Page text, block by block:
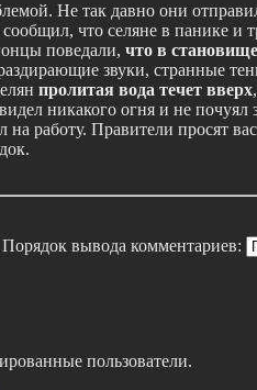
Не так давно они
что селяне в панике и
поведали, что в
звуки, странные
пролитая вода течет вверх
никакого огня и не почуял
работу. Правители просят вас
Порядок вывода комментариев:
пользователи.